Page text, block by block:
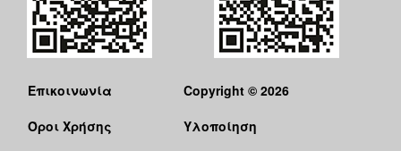
Επικοινωνία
Όροι Χρήσης
Copyright © 2026
Υλοποίηση